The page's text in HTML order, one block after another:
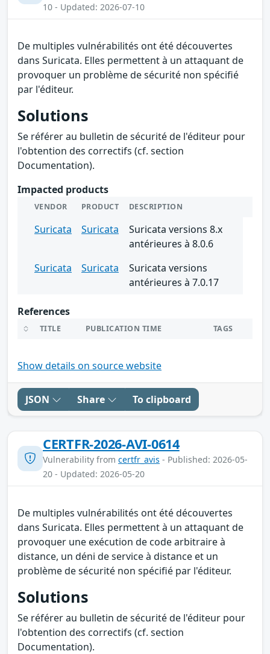
10 - Updated: 2026-07-10
De multiples vulnérabilités ont été découvertes
dans Suricata. Elles permettent à un attaquant de
provoquer un problème de sécurité non spécifié
par l'éditeur.
Solutions
Se référer au bulletin de sécurité de l'éditeur pour
l'obtention des correctifs (cf. section
Documentation).
Impacted products
VENDOR PRODUCT DESCRIPTION
Suricata Suricata
Suricata versions 8.x
antérieures à 8.0.6
Suricata
Suricata
Suricata versions
antérieures à 7.0.17
References
TITLE PUBLICATION TIME TAGS
Show details on source website
JSON Share To clipboard
CERTFR-2026-AVI-0614
Vulnerability from certfr_avis - Published: 2026-05-
20 - Updated: 2026-05-20
De multiples vulnérabilités ont été découvertes
dans Suricata. Elles permettent à un attaquant de
provoquer une exécution de code arbitraire à
distance, un déni de service à distance et un
problème de sécurité non spécifié par l'éditeur.
Solutions
Se référer au bulletin de sécurité de l'éditeur pour
l'obtention des correctifs (cf. section
Documentation).